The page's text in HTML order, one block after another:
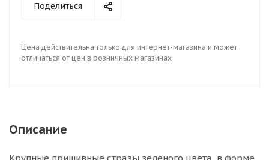
Поделиться
Цена действительна только для интернет-магазина и может
отличаться от цен в розничных магазинах
Описание